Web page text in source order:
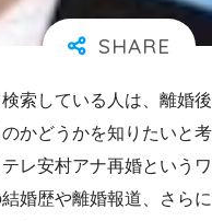
索している人は、離婚後
かどうかを知りたいと考
レ安村アナ再婚というワ
婚歴や離婚報道、さらに